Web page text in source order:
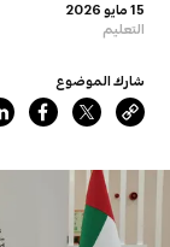
15 مايو 2026
التعليم
شارك الموضوع